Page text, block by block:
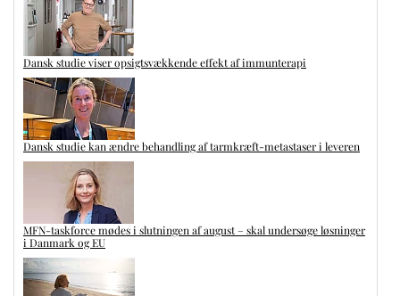
Dansk studie viser opsigtsvækkende effekt af immunterapi
Dansk studie kan ændre behandling af tarmkræft-metastaser i leveren
MFN-taskforce mødes i slutningen af august – skal undersøge løsninger
i Danmark og EU